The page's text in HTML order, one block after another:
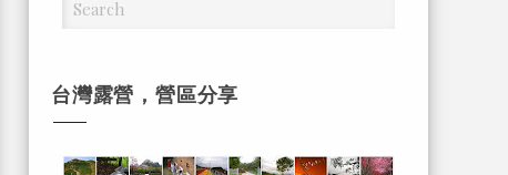
台灣露營，營區分享